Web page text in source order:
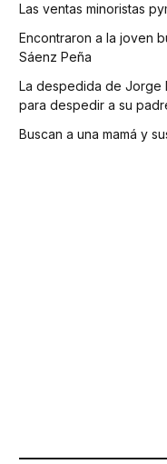
Las ventas minoristas
Encontraron a la joven
Sáenz Peña
La despedida de Jorge
para despedir a su
Buscan a una mamá y